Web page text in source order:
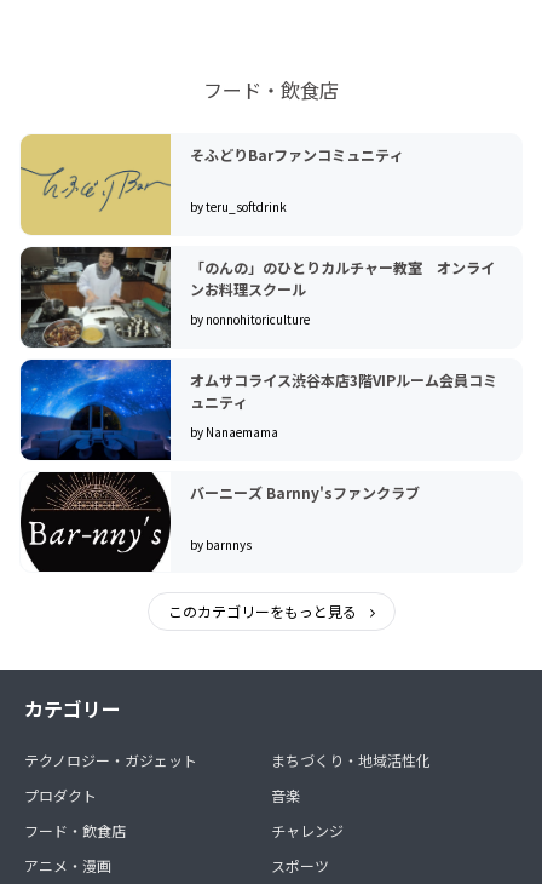
フード・飲食店
そふどりBarファンコミュニティ
by teru_softdrink
「のんの」のひとりカルチャー教室 オンライ
ンお料理スクール
by nonnohitoriculture
オムサコライス渋谷本店3階VIPルーム会員コミ
ュニティ
by Nanaemama
バーニーズ Barnny'sファンクラブ
by barnnys
このカテゴリーをもっと見る
カテゴリー
テクノロジー・ガジェット
プロダクト
フード・飲食店
アニメ・漫画
まちづくり・地域活性化
音楽
チャレンジ
スポーツ